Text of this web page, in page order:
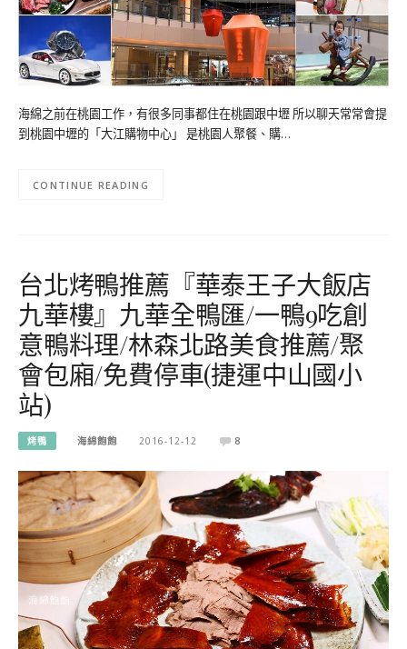
海綿之前在桃園工作，有很多同事都住在桃園跟中壢 所以聊天常常會提
到桃園中壢的「大江購物中心」 是桃園人聚餐、購…
CONTINUE READING
台北烤鴨推薦『華泰王子大飯店
九華樓』九華全鴨匯/一鴨9吃創
意鴨料理/林森北路美食推薦/聚
會包廂/免費停車(捷運中山國小
站)
烤鴨 海綿飽飽 2016-12-12 8